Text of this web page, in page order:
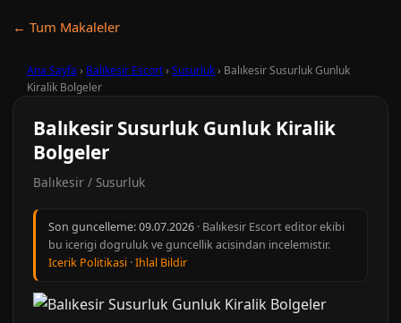
← Tum Makaleler
Ana Sayfa › Balıkesir Escort› Susurluk› Balıkesir Susurluk Gunluk
Kiralik Bolgeler
Balıkesir Susurluk Gunluk Kiralik
Bolgeler
Balıkesir / Susurluk
Son guncelleme:09.07.2026 · Balıkesir Escort editor ekibi
bu icerigi dogruluk ve guncellik acisindan incelemistir.
Icerik Politikasi ·Ihlal Bildir